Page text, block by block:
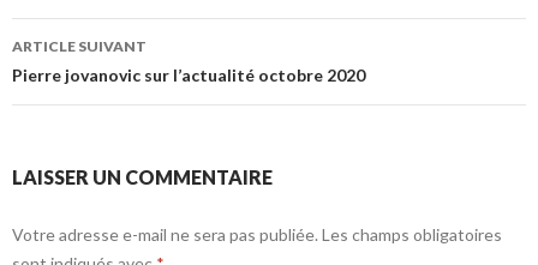
articles
ARTICLE SUIVANT
Pierre jovanovic sur l’actualité octobre 2020
LAISSER UN COMMENTAIRE
Votre adresse e-mail ne sera pas publiée. Les champs obligatoires